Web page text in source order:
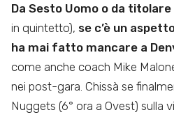
Da Sesto Uomo o da titolare
in quintetto), se c’è un
ha mai fatto mancare a
come anche coach Mike
nei post-gara. Chissà se
Nuggets (6° ora a Ovest) sulla